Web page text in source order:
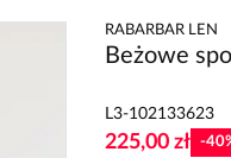
RABARBAR LEN
Beżowe
L3-102133623
225,00 zł -40